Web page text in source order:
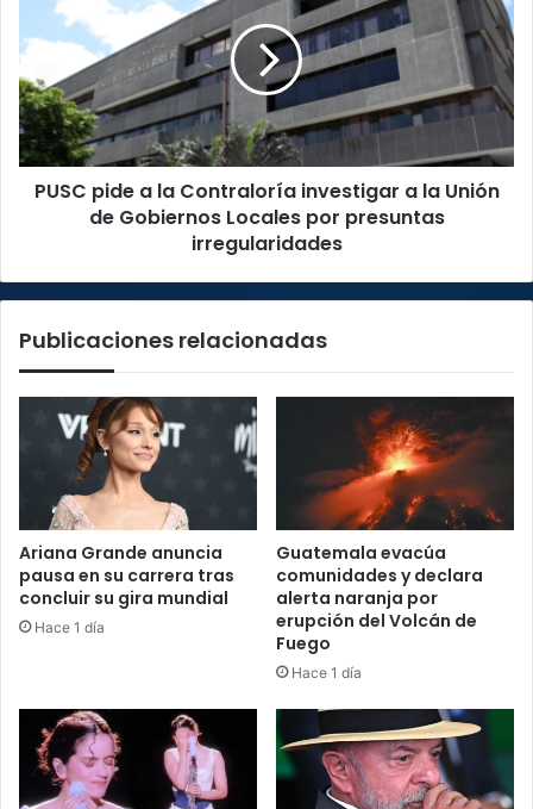
la
Contraloría
investigar
a
la
Unión
de
Gobiernos
presuntas
PUSC pide a la Contraloría investigar a la Unión
de Gobiernos Locales por presuntas
irregularidades
Publicaciones relacionadas
Ariana Grande anuncia
pausa en su carrera tras
concluir su gira mundial
Hace 1 día
Guatemala evacúa
comunidades y declara
alerta naranja por
erupción del Volcán de
Fuego
Hace 1 día